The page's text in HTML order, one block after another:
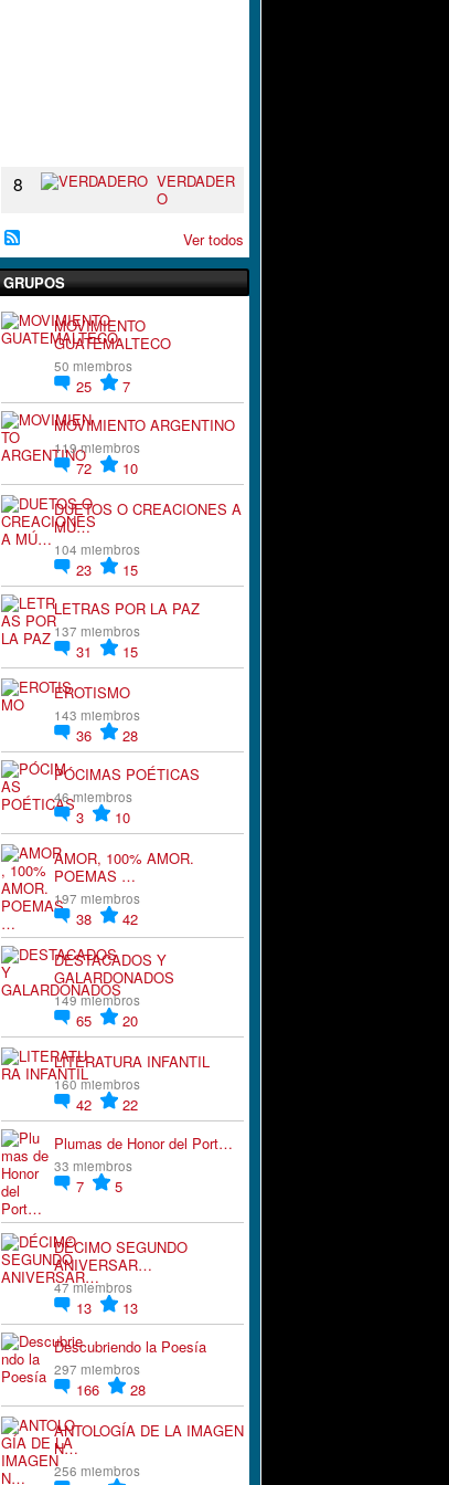
8
VERDADER
O
Ver todos
GRUPOS
MOVIMIENTO
GUATEMALTECO
50 miembros
25
7
MOVIMIENTO ARGENTINO
119 miembros
72
10
DUETOS O CREACIONES A
MÚ…
104 miembros
23
15
LETRAS POR LA PAZ
137 miembros
31
15
EROTISMO
143 miembros
36
28
PÓCIMAS POÉTICAS
46 miembros
3
10
AMOR, 100% AMOR.
POEMAS …
197 miembros
38
42
DESTACADOS Y
GALARDONADOS
149 miembros
65
20
LITERATURA INFANTIL
160 miembros
42
22
Plumas de Honor del Port…
33 miembros
7 5
DÉCIMO SEGUNDO
ANIVERSAR…
47 miembros
13
13
Descubriendo la Poesía
297 miembros
166
28
ANTOLOGÍA DE LA IMAGEN
N…
256 miembros